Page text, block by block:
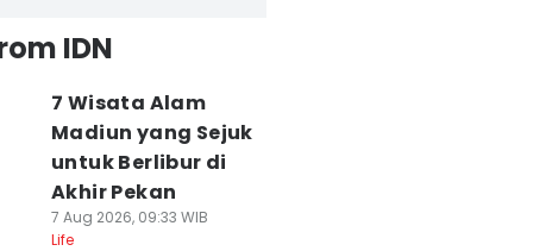
IDN
7 Wisata Alam
Madiun yang Sejuk
untuk Berlibur di
Akhir Pekan
7 Aug 2026, 09:33 WIB
Life